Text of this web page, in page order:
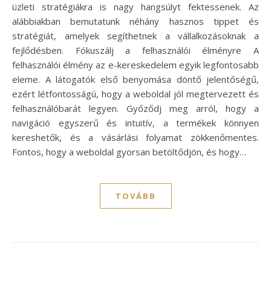
üzleti stratégiákra is nagy hangsúlyt fektessenek. Az
alábbiakban bemutatunk néhány hasznos tippet és
stratégiát, amelyek segíthetnek a vállalkozásoknak a
fejlődésben. Fókuszálj a felhasználói élményre A
felhasználói élmény az e-kereskedelem egyik legfontosabb
eleme. A látogatók első benyomása döntő jelentőségű,
ezért létfontosságú, hogy a weboldal jól megtervezett és
felhasználóbarát legyen. Győződj meg arról, hogy a
navigáció egyszerű és intuitív, a termékek könnyen
kereshetők, és a vásárlási folyamat zökkenőmentes.
Fontos, hogy a weboldal gyorsan betöltődjön, és hogy…
TOVÁBB